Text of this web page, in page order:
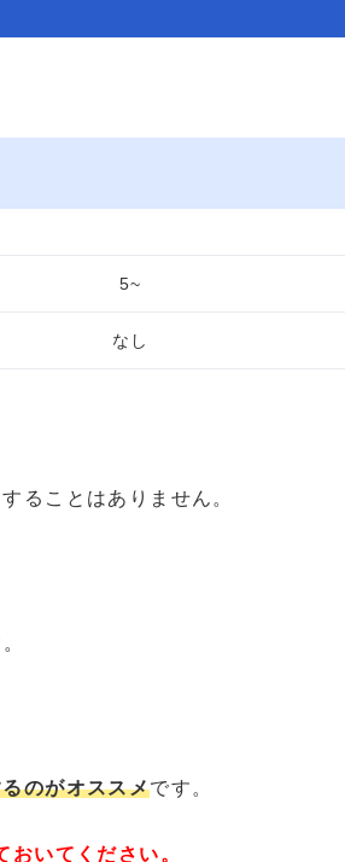
5~
なし
ることはありません。
のがオススメです。
いてください。